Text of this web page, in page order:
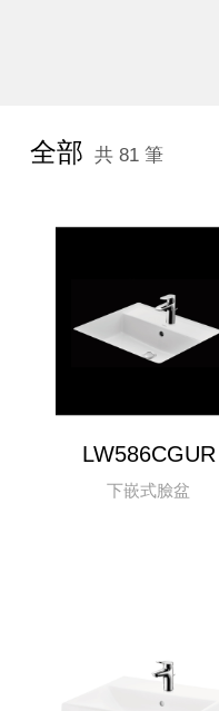
全部 共 81 筆
LW586CGUR
下嵌式臉盆